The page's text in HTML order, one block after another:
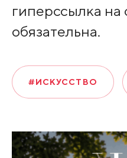
гиперссылка на
обязательна.
#ИСКУССТВО